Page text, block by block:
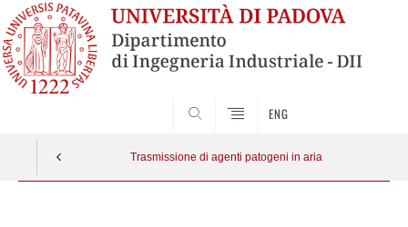
ENG
Trasmissione di agenti patogeni in aria